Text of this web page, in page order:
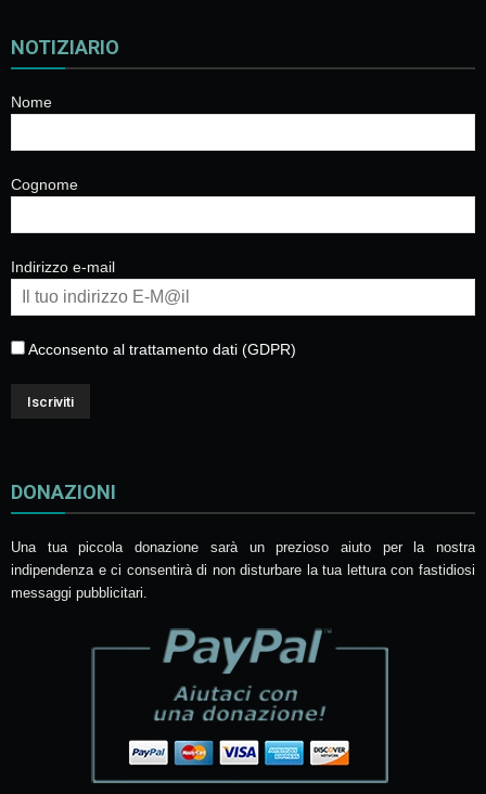
NOTIZIARIO
Nome
Cognome
Indirizzo e-mail
Acconsento al trattamento dati (GDPR)
DONAZIONI
Una tua piccola donazione sarà un prezioso aiuto per la nostra
indipendenza e ci consentirà di non disturbare la tua lettura con fastidiosi
messaggi pubblicitari.